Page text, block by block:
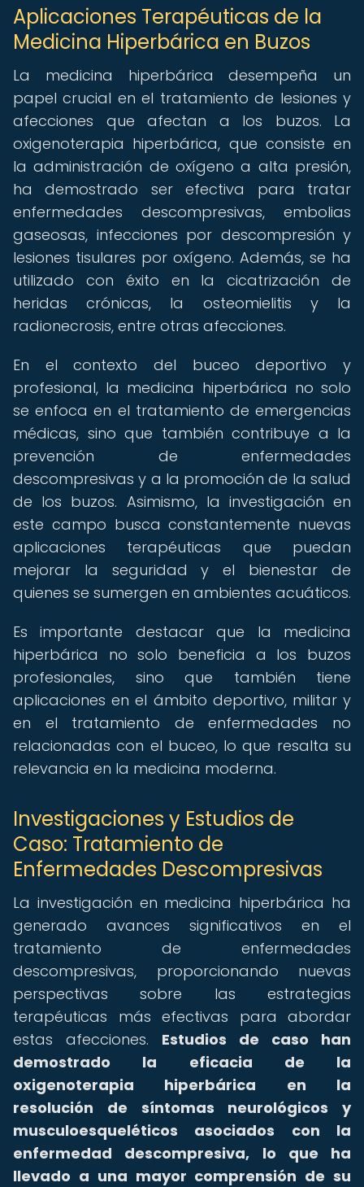
Aplicaciones Terapéuticas de la
Medicina Hiperbárica en Buzos
La medicina hiperbárica desempeña un
papel crucial en el tratamiento de lesiones y
afecciones que afectan a los buzos. La
oxigenoterapia hiperbárica, que consiste en
la administración de oxígeno a alta presión,
ha demostrado ser efectiva para tratar
enfermedades descompresivas, embolias
gaseosas, infecciones por descompresión y
lesiones tisulares por oxígeno. Además, se ha
utilizado con éxito en la cicatrización de
heridas crónicas, la osteomielitis y la
radionecrosis, entre otras afecciones.
En el contexto del buceo deportivo y
profesional, la medicina hiperbárica no solo
se enfoca en el tratamiento de emergencias
médicas, sino que también contribuye a la
prevención de enfermedades
descompresivas y a la promoción de la salud
de los buzos. Asimismo, la investigación en
este campo busca constantemente nuevas
aplicaciones terapéuticas que puedan
mejorar la seguridad y el bienestar de
quienes se sumergen en ambientes acuáticos.
Es importante destacar que la medicina
hiperbárica no solo beneficia a los buzos
profesionales, sino que también tiene
aplicaciones en el ámbito deportivo, militar y
en el tratamiento de enfermedades no
relacionadas con el buceo, lo que resalta su
relevancia en la medicina moderna.
Investigaciones y Estudios de
Caso: Tratamiento de
Enfermedades Descompresivas
La investigación en medicina hiperbárica ha
generado avances significativos en el
tratamiento de enfermedades
descompresivas, proporcionando nuevas
perspectivas sobre las estrategias
terapéuticas más efectivas para abordar
estas afecciones. Estudios de caso han
demostrado la eficacia de la
oxigenoterapia hiperbárica en la
resolución de síntomas neurológicos y
musculoesqueléticos asociados con la
enfermedad descompresiva, lo que ha
llevado a una mayor comprensión de su